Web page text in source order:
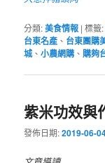
分類:美食情報 |標籤:
台東名產 、 台東團購
城 、小農網購 、 購夠
紫米功效與
發佈日期:2019-06-